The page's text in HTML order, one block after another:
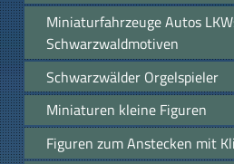
Miniaturfahrzeuge Autos
Schwarzwaldmotiven
Schwarzwälder Orgelspieler
Miniaturen kleine Figuren
Figuren zum Anstecken mit